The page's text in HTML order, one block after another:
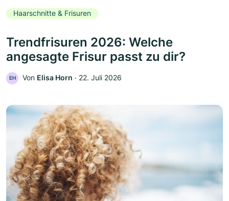
Haarschnitte & Frisuren
Trendfrisuren 2026: Welche
angesagte Frisur passt zu dir?
EH Von Elisa Horn ‧ 22. Juli 2026